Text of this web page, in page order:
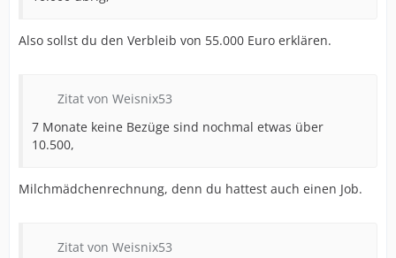
Also sollst du den Verbleib von 55.000 Euro erklären.
Zitat von Weisnix53
7 Monate keine Bezüge sind nochmal etwas über
10.500,
Milchmädchenrechnung, denn du hattest auch einen Job.
Zitat von Weisnix53